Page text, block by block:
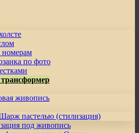
по фото
живопись
пастелью (стилизация)
под живопись